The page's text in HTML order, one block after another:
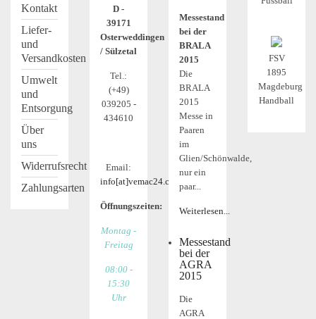
Kontakt
Liefer-
und
Versandkosten
Umwelt
und
Entsorgung
Über
uns
Widerrufsrecht
Zahlungsarten
D -
39171
Osterweddingen
/ Sülzetal
Tel.:
(+49)
039205 -
434610
Email:
info[at]vemac24.com
Öffnungszeiten:
Montag -
Freitag
08:00 -
15:30
Uhr
Messestand
bei der
BRALA
2015
Die
BRALA
2015
Messe in
Paaren
im
Glien/Schönwalde,
nur ein
paar...
Weiterlesen...
Messestand
bei der
AGRA
2015
Die
AGRA
FSV
1895
Magdeburg
Handball